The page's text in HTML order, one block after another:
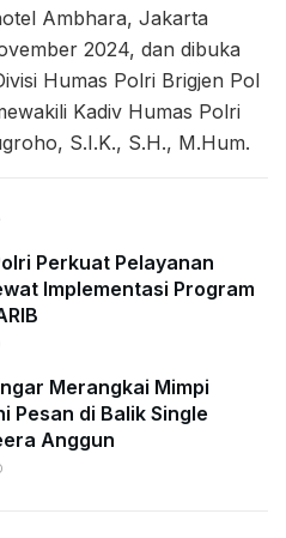
Ambhara, Jakarta
2024, dan dibuka
Humas Polri Brigjen Pol
Kadiv Humas Polri
S.I.K., S.H., M.Hum.
Perkuat Pelayanan
Implementasi Program
Merangkai Mimpi
Pesan di Balik Single
Anggun